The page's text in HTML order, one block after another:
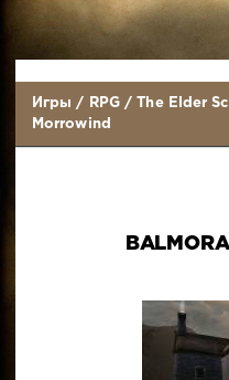
Игры / RPG / The Elder
Morrowind